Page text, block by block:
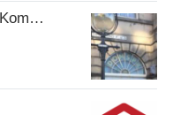
Dom Stowarzyszenia Polskich Kombatantów (SPK) w Edynburgu